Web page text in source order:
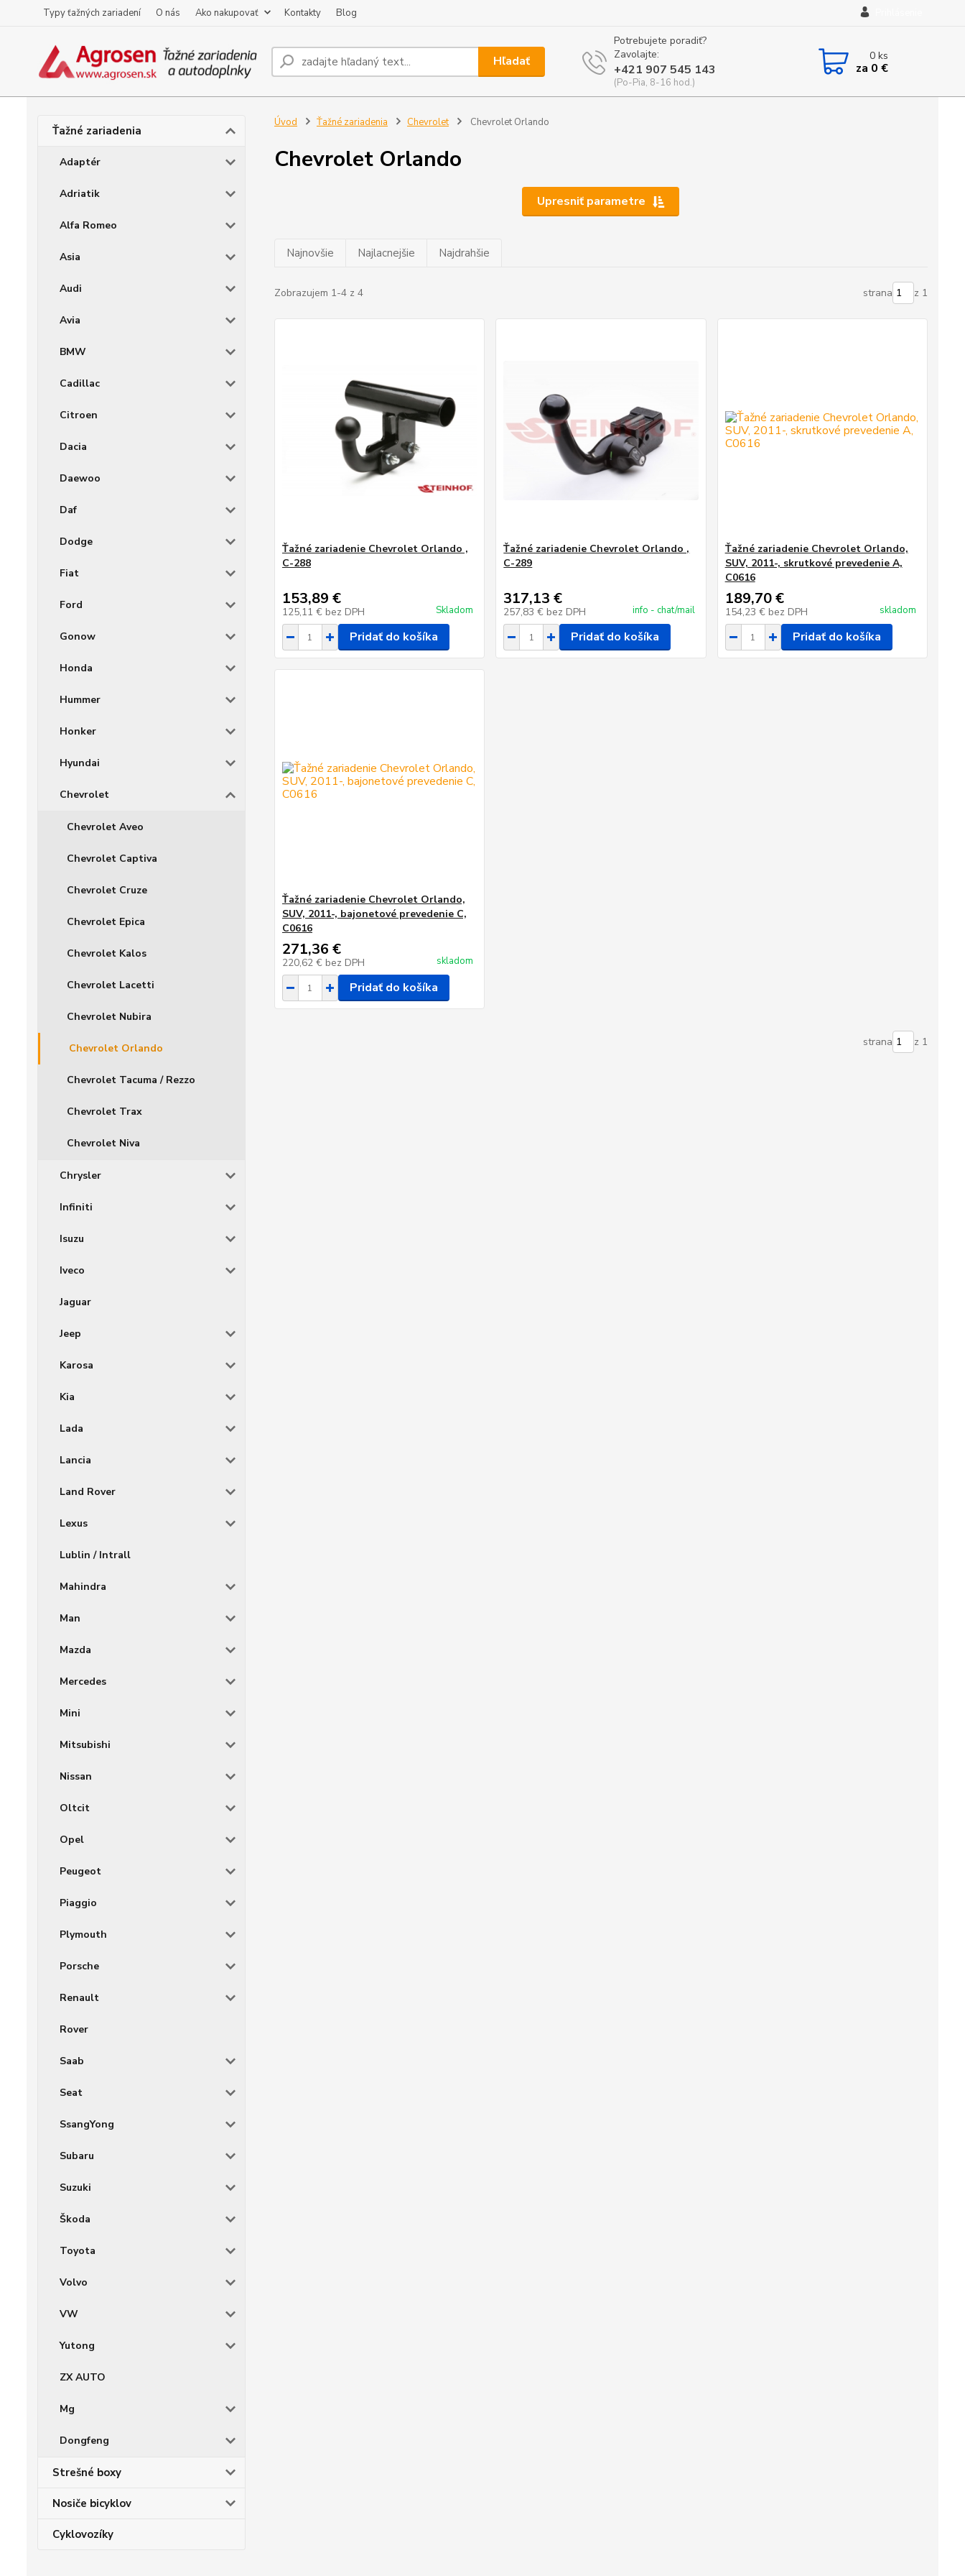
Typy ťažných zariadení O nás Ako nakupovať Kontakty Blog
Hľadať
Potrebujete poradiť?
Zavolajte:
+421 907 545 143
(Po-Pia, 8-16 hod.)
0ks
za 0 €
Ťažné zariadenia
Adaptér
Adriatik
Alfa Romeo
Asia
Audi
Avia
BMW
Cadillac
Citroen
Dacia
Daewoo
Daf
Dodge
Fiat
Ford
Gonow
Honda
Hummer
Honker
Hyundai
Chevrolet
Chevrolet Aveo
Chevrolet Captiva
Chevrolet Cruze
Chevrolet Epica
Chevrolet Kalos
Chevrolet Lacetti
Chevrolet Nubira
Chevrolet Orlando
Chevrolet Tacuma / Rezzo
Chevrolet Trax
Chevrolet Niva
Chrysler
Infiniti
Isuzu
Iveco
Jaguar
Jeep
Karosa
Kia
Lada
Lancia
Land Rover
Lexus
Lublin / Intrall
Mahindra
Man
Mazda
Mercedes
Mini
Mitsubishi
Nissan
Oltcit
Opel
Peugeot
Piaggio
Plymouth
Porsche
Renault
Rover
Saab
Seat
SsangYong
Subaru
Suzuki
Škoda
Toyota
Volvo
VW
Yutong
ZX AUTO
Mg
Dongfeng
Strešné boxy
Nosiče bicyklov
Cyklovozíky
Úvod Ťažné zariadenia Chevrolet Chevrolet Orlando
Chevrolet Orlando
Upresniť parametre
Najnovšie Najlacnejšie Najdrahšie
Zobrazujem 1-4 z 4 strana z 1
Ťažné zariadenie Chevrolet Orlando ,
C-288
153,89 €
125,11 € bez DPH Skladom
Pridať do košíka
Ťažné zariadenie Chevrolet Orlando ,
C-289
317,13 €
257,83 € bez DPH info - chat/mail
Pridať do košíka
Ťažné zariadenie Chevrolet Orlando,
SUV, 2011-, skrutkové prevedenie A,
C0616
189,70 €
154,23 € bez DPH skladom
Pridať do košíka
Ťažné zariadenie Chevrolet Orlando,
SUV, 2011-, bajonetové prevedenie C,
C0616
271,36 €
220,62 € bez DPH skladom
Pridať do košíka
strana z 1